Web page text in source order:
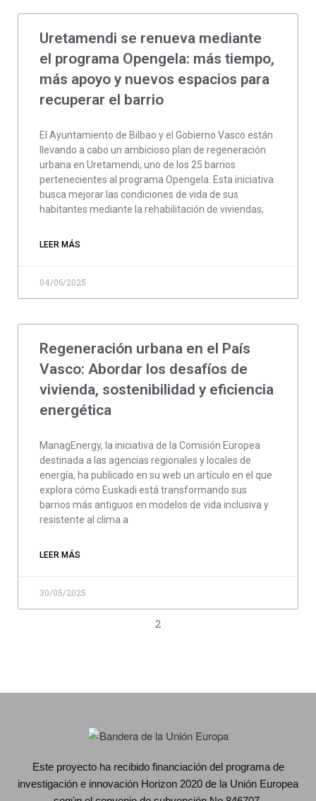
Uretamendi se renueva mediante
el programa Opengela: más tiempo,
más apoyo y nuevos espacios para
recuperar el barrio
El Ayuntamiento de Bilbao y el Gobierno Vasco están
llevando a cabo un ambicioso plan de regeneración
urbana en Uretamendi, uno de los 25 barrios
pertenecientes al programa Opengela. Esta iniciativa
busca mejorar las condiciones de vida de sus
habitantes mediante la rehabilitación de viviendas;
LEER MÁS
04/06/2025
Regeneración urbana en el País
Vasco: Abordar los desafíos de
vivienda, sostenibilidad y eficiencia
energética
ManagEnergy, la iniciativa de la Comisión Europea
destinada a las agencias regionales y locales de
energía, ha publicado en su web un artículo en el que
explora cómo Euskadi está transformando sus
barrios más antiguos en modelos de vida inclusiva y
resistente al clima a
LEER MÁS
30/05/2025
2
Este proyecto ha recibido financiación del programa de
investigación e innovación Horizon 2020 de la Unión Europea